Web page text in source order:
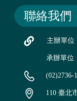
聯絡我們
主辦單位
承辦單位
(02)2736-
110 臺北